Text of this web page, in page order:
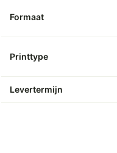
Formaat
Printtype
Levertermijn